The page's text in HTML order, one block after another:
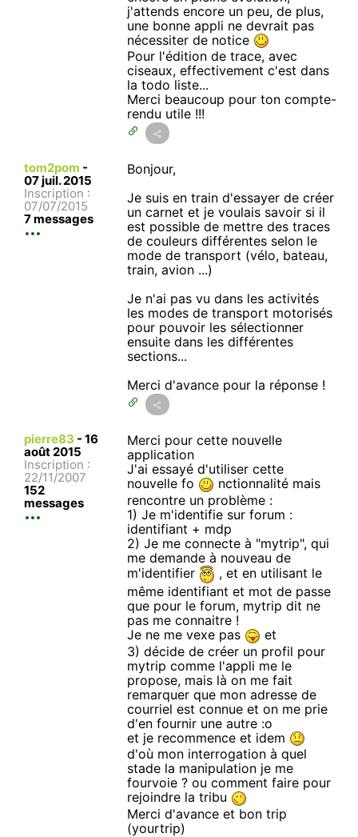
j'attends encore un peu, de plus,
une bonne appli ne devrait pas
nécessiter de notice
Pour l'édition de trace, avec
ciseaux, effectivement c'est dans
la todo liste...
Merci beaucoup pour ton compte-
rendu utile !!!
tom2pom -
07 juil. 2015
Inscription :
07/07/2015
7 messages
Bonjour,
Je suis en train d'essayer de créer
un carnet et je voulais savoir si il
est possible de mettre des traces
de couleurs différentes selon le
mode de transport (vélo, bateau,
train, avion ...)
Je n'ai pas vu dans les activités
les modes de transport motorisés
pour pouvoir les sélectionner
ensuite dans les différentes
sections...
Merci d'avance pour la réponse !
pierre83 - 16
août 2015
Inscription :
22/11/2007
152
messages
Merci pour cette nouvelle
application
J'ai essayé d'utiliser cette
nouvelle fo
nctionnalité mais
rencontre un problème :
1) Je m'identifie sur forum :
identifiant + mdp
2) Je me connecte à "mytrip", qui
me demande à nouveau de
m'identifier
, et en utilisant le
même identifiant et mot de passe
que pour le forum, mytrip dit ne
pas me connaitre !
Je ne me vexe pas
et
3) décide de créer un profil pour
mytrip comme l'appli me le
propose, mais là on me fait
remarquer que mon adresse de
courriel est connue et on me prie
d'en fournir une autre :o
et je recommence et idem
d'où mon interrogation à quel
stade la manipulation je me
fourvoie ? ou comment faire pour
rejoindre la tribu
Merci d'avance et bon trip
(yourtrip)